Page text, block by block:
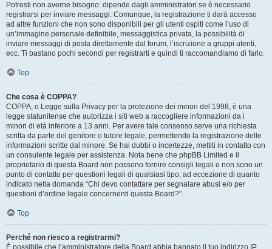
Potresti non averne bisogno: dipende dagli amministratori se è necessario
registrarsi per inviare messaggi. Comunque, la registrazione ti darà accesso
ad altre funzioni che non sono disponibili per gli utenti ospiti come l’uso di
un’immagine personale definibile, messaggistica privata, la possibilità di
inviare messaggi di posta direttamente dal forum, l’iscrizione a gruppi utenti,
ecc. Ti bastano pochi secondi per registrarti e quindi ti raccomandiamo di farlo.
Top
Che cosa è COPPA?
COPPA, o Legge sulla Privacy per la protezione dei minori del 1998, è una
legge statunitense che autorizza i siti web a raccogliere informazioni da i
minori di età inferiore a 13 anni. Per avere tale consenso serve una richiesta
scritta da parte del genitore o tutore legale, permettendo la registrazione delle
informazioni scritte dal minore. Se hai dubbi o incertezze, mettiti in contatto con
un consulente legale per assistenza. Nota bene che phpBB Limited e il
proprietario di questa Board non possono fornire consigli legali e non sono un
punto di contatto per questioni legali di qualsiasi tipo, ad eccezione di quanto
indicato nella domanda “Chi devo contattare per segnalare abusi e/o per
questioni d’ordine legale concernenti questa Board?”.
Top
Perché non riesco a registrarmi?
È possibile che l’amministratore della Board abbia bannato il tuo indirizzo IP